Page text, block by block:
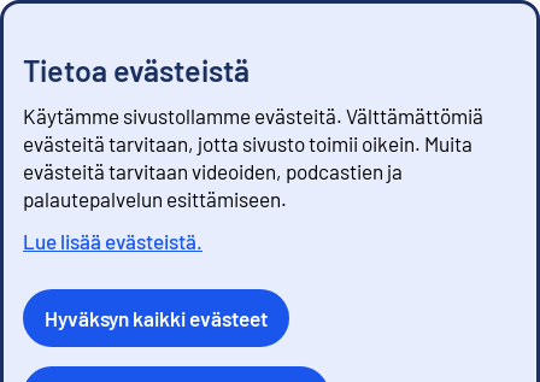
Tietoa evästeistä
Käytämme sivustollamme evästeitä. Välttämättömiä
evästeitä tarvitaan, jotta sivusto toimii oikein. Muita
evästeitä tarvitaan videoiden, podcastien ja
palautepalvelun esittämiseen.
Lue lisää evästeistä.
Hyväksyn kaikki evästeet